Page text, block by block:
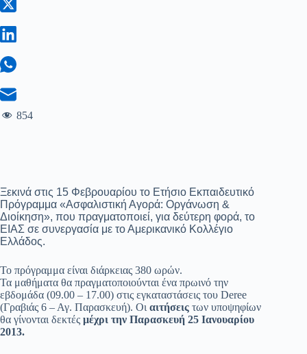
854
Ξεκινά στις 15 Φεβρουαρίου τo Ετήσιo Εκπαιδευτικό
Πρόγραμμα «Ασφαλιστική Αγορά: Οργάνωση &
Διοίκηση», που πραγματοποιεί, για δεύτερη φορά, το
ΕΙΑΣ σε συνεργασία με το Αμερικανικό Κολλέγιο
Ελλάδος.
Το πρόγραμμα είναι διάρκειας 380 ωρών.
Τα μαθήματα θα πραγματοποιούνται ένα πρωινό την
εβδομάδα (09.00 – 17.00) στις εγκαταστάσεις του Deree
(Γραβιάς 6 – Αγ. Παρασκευή). Οι αιτήσεις των υποψηφίων
θα γίνονται δεκτές μέχρι την Παρασκευή 25 Ιανουαρίου
2013.